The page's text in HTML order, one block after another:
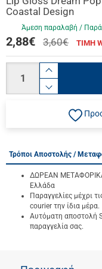
Coastal Design
Άμεση παραλαβή /
2,88€ 3,60€ ΤΙΜΗ
Τρόποι Αποστολής /
ΔΩΡΕΑΝ ΜΕΤΑΦΟΡΙΚΑ
Ελλάδα
Παραγγελίες μέχρι
courier την ίδια μέρα.
Αυτόματη αποστολή
παραγγελία σας.